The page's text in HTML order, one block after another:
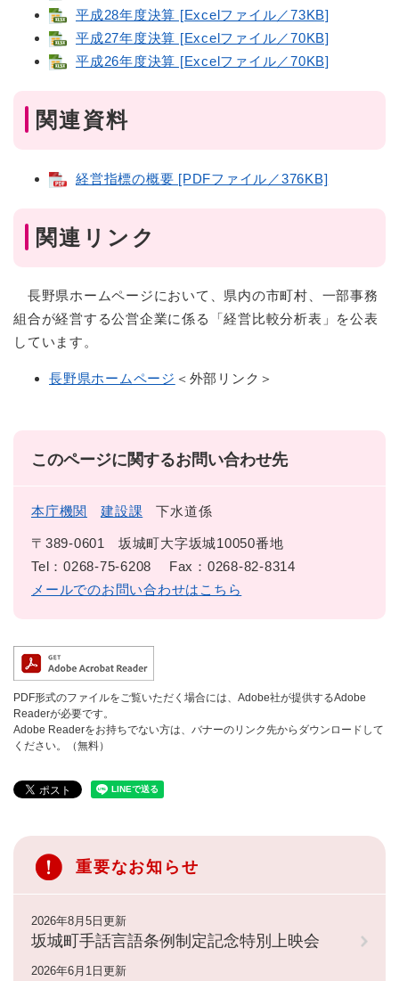
平成28年度決算 [Excelファイル／73KB]
平成27年度決算 [Excelファイル／70KB]
平成26年度決算 [Excelファイル／70KB]
関連資料
経営指標の概要 [PDFファイル／376KB]
関連リンク
長野県ホームページにおいて、県内の市町村、一部事務
組合が経営する公営企業に係る「経営比較分析表」を公表
しています。
長野県ホームページ ＜外部リンク＞
このページに関するお問い合わせ先
本庁機関 建設課 下水道係
〒389-0601
坂城町大字坂城10050番地
Tel：0268-75-6208
Fax：0268-82-8314
メールでのお問い合わせはこちら
PDF形式のファイルをご覧いただく場合には、Adobe社が提供するAdobe
Readerが必要です。
Adobe Readerをお持ちでない方は、バナーのリンク先からダウンロードして
ください。（無料）
重要なお知らせ
2026年8月5日更新
坂城町手話言語条例制定記念特別上映会
2026年6月1日更新